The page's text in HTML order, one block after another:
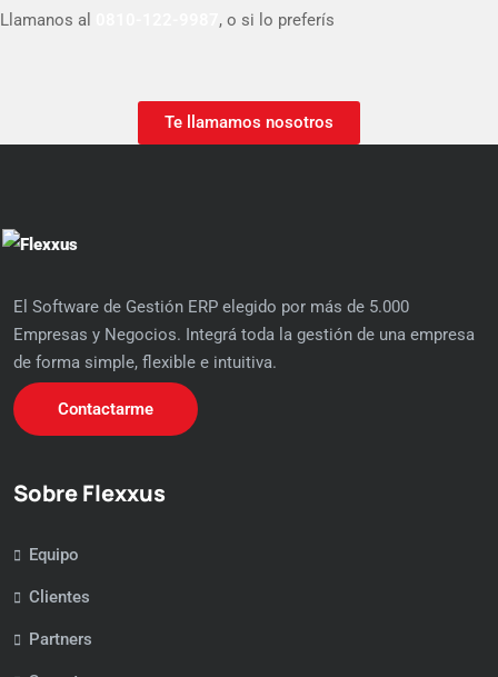
Llamanos al , o si lo preferís
Te llamamos nosotros
El Software de Gestión ERP elegido por más de 5.000
Empresas y Negocios. Integrá toda la gestión de una empresa
de forma simple, flexible e intuitiva.
Contactarme
Sobre Flexxus
Equipo
Clientes
Partners